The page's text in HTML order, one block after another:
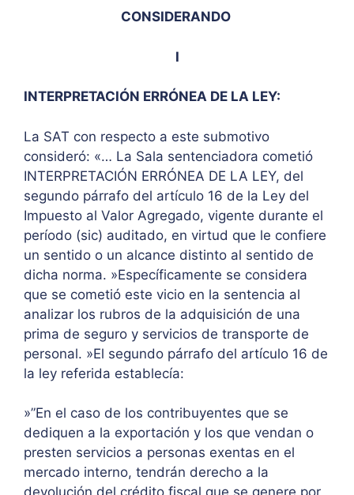
CONSIDERANDO
I
INTERPRETACIÓN ERRÓNEA DE LA LEY:
La SAT con respecto a este submotivo
consideró: «… La Sala sentenciadora cometió
INTERPRETACIÓN ERRÓNEA DE LA LEY, del
segundo párrafo del artículo 16 de la Ley del
Impuesto al Valor Agregado, vigente durante el
período (sic) auditado, en virtud que le confiere
un sentido o un alcance distinto al sentido de
dicha norma. »Específicamente se considera
que se cometió este vicio en la sentencia al
analizar los rubros de la adquisición de una
prima de seguro y servicios de transporte de
personal. »El segundo párrafo del artículo 16 de
la ley referida establecía:
»”En el caso de los contribuyentes que se
dediquen a la exportación y los que vendan o
presten servicios a personas exentas en el
mercado interno, tendrán derecho a la